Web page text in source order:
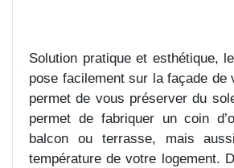
Solution pratique et esthétique,
pose facilement sur la façade de
permet de vous préserver du
permet de fabriquer un coin
balcon ou terrasse, mais
température de votre logement.